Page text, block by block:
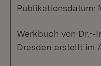
Publikationsdatum:
Werkbuch von Dr.-­
Dresden erstellt im